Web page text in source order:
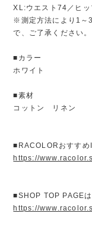
XL:ウエスト74／ヒ
※測定方法により1～
で、ご了承ください。
■カラー
ホワイト
■素材
コットン リネン
■RACOLORおすすめ
https://
■SHOP TOP PAGEは
https://